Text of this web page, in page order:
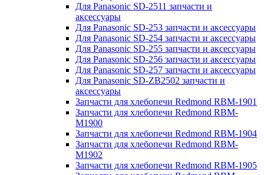
Для Panasonic SD-2511 запчасти и
аксессуары
Для Panasonic SD-253 запчасти и аксессуары
Для Panasonic SD-254 запчасти и аксессуары
Для Panasonic SD-255 запчасти и аксессуары
Для Panasonic SD-256 запчасти и аксессуары
Для Panasonic SD-257 запчасти и аксессуары
Для Panasonic SD-ZB2502 запчасти и
аксессуары
Запчасти для хлебопечи Redmond RBM-1901
Запчасти для хлебопечи Redmond RBM-
M1900
Запчасти для хлебопечи Redmond RBM-1904
Запчасти для хлебопечи Redmond RBM-
M1902
Запчасти для хлебопечи Redmond RBM-1905